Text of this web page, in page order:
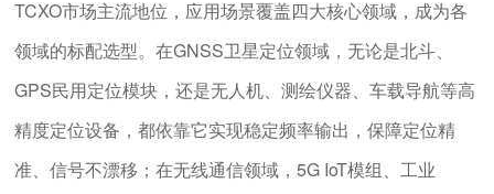
TCXO市场主流地位，应用场景覆盖四大核心领域，成为各
领域的标配选型。在GNSS卫星定位领域，无论是北斗、
GPS民用定位模块，还是无人机、测绘仪器、车载导航等高
精度定位设备，都依靠它实现稳定频率输出，保障定位精
准、信号不漂移；在无线通信领域，5G IoT模组、工业